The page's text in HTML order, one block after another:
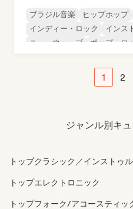
ブラジル音楽 ヒップホップ
インディー・ロック
インス
ニューウェーブ
ポップ・ロ
1 2
ジャンル別キ
トップクラシック／インストゥ
トップエレクトロニック
トップフォーク/アコースティッ